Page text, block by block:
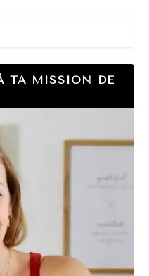
TA MISSION DE